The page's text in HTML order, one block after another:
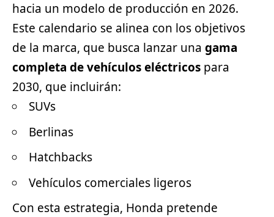
hacia un modelo de producción en 2026.
Este calendario se alinea con los objetivos
de la marca, que busca lanzar una gama
completa de vehículos eléctricos para
2030, que incluirán:
SUVs
Berlinas
Hatchbacks
Vehículos comerciales ligeros
Con esta estrategia, Honda pretende